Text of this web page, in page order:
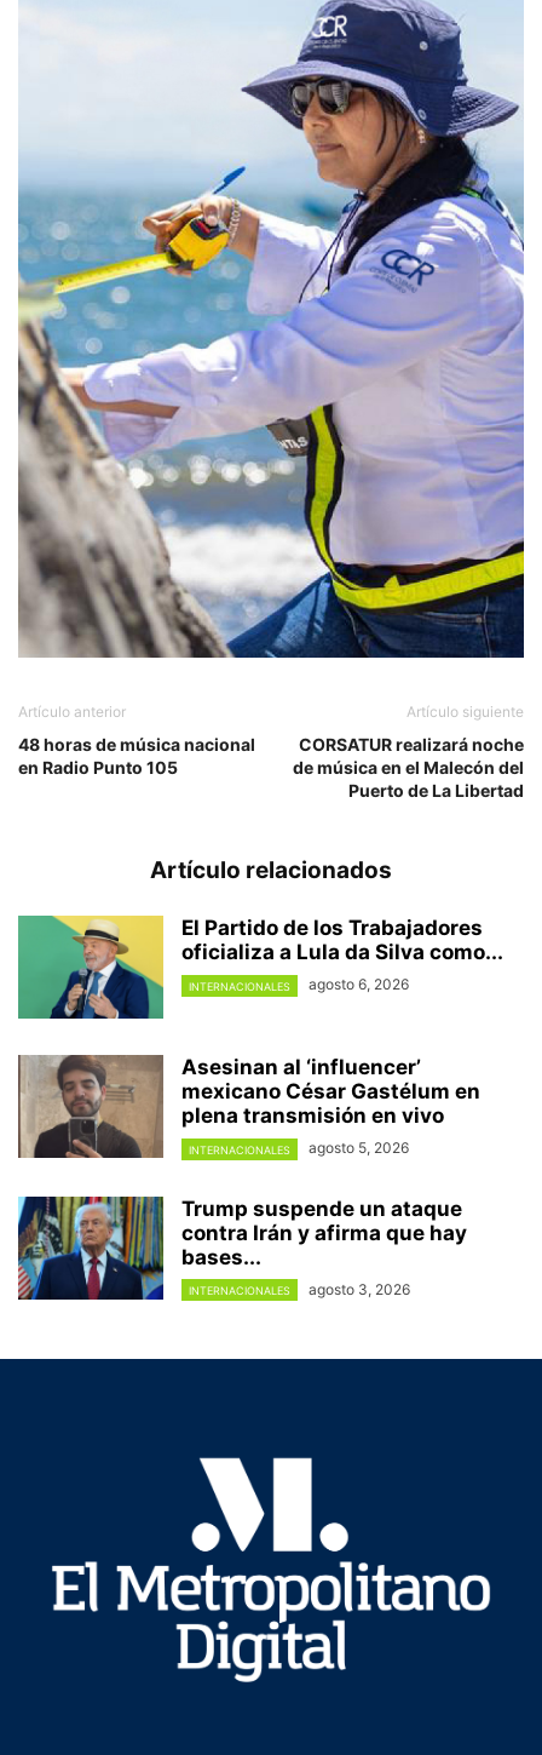
Artículo anterior
48 horas de música nacional
en Radio Punto 105
Artículo siguiente
CORSATUR realizará noche
de música en el Malecón del
Puerto de La Libertad
Artículo relacionados
El Partido de los Trabajadores
oficializa a Lula da Silva como...
INTERNACIONALES agosto 6, 2026
Asesinan al ‘influencer’
mexicano César Gastélum en
plena transmisión en vivo
INTERNACIONALES agosto 5, 2026
Trump suspende un ataque
contra Irán y afirma que hay
bases...
INTERNACIONALES agosto 3, 2026